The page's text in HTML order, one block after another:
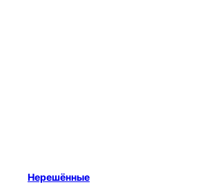
Нерешённые